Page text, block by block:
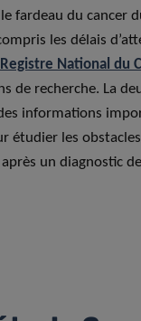
fardeau du cancer
les délais
Registre National du
de recherche. La
informations
étudier les
un diagnostic